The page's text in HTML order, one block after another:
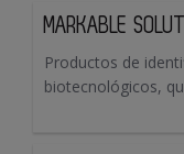
MARKABLE
Productos de
biotecnológicos,